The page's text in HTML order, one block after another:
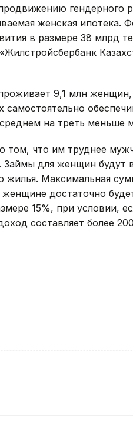
гендерного
женская ипотека.
в размере 38 млрд
9,1 млн
самостоятельно
на треть меньше
том, что им труднее
Займы для женщин будут
жилья. Максимальная
женщине достаточно
15%, при условии,
составляет более